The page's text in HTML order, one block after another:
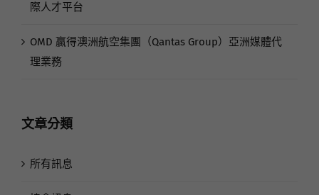
際人才平台
OMD 贏得澳洲航空集團（Qantas Group）亞洲媒體代
理業務
文章分類
所有訊息